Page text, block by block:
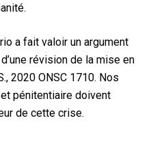
a fait valoir un argument
révision de la mise en
2020 ONSC 1710. Nos
pénitentiaire doivent
de cette crise.